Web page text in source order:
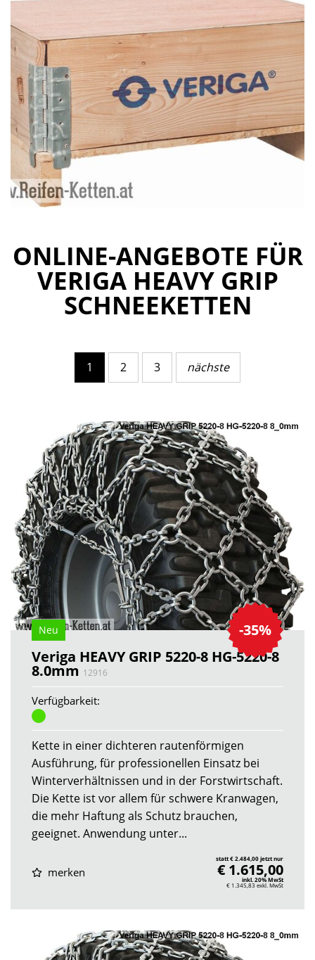
ONLINE-ANGEBOTE FÜR
VERIGA HEAVY GRIP
SCHNEEKETTEN
1 2 3 nächste
-35%
Neu
Veriga HEAVY GRIP 5220-8 HG-5220-8
8.0mm 12916
Verfügbarkeit:
Kette in einer dichteren rautenförmigen
Ausführung, für professionellen Einsatz bei
Winterverhältnissen und in der Forstwirtschaft.
Die Kette ist vor allem für schwere Kranwagen,
die mehr Haftung als Schutz brauchen,
geeignet. Anwendung unter...
merken
statt € 2.484,00 jetzt nur
€ 1.615,00
inkl. 20% MwSt
€ 1.345,83 exkl. MwSt